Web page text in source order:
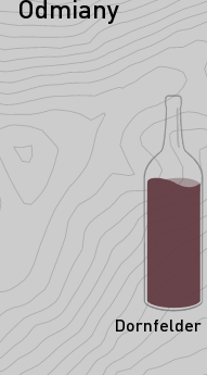
Odmiany
Dornfelder